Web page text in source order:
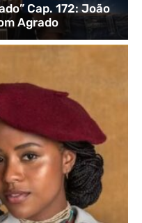
Cap. 172: João
Agrado